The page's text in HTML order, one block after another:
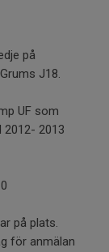
på
J18.
UF som
2012- 2013
på plats.
för anmälan